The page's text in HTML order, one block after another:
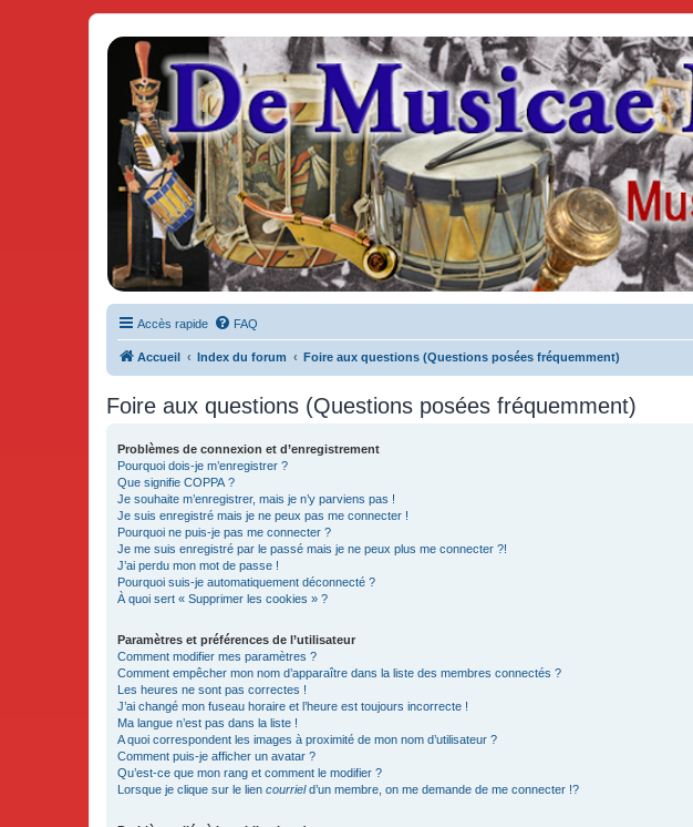
De Musicae Militari - Forums
Forums de discussions
Accès rapide FAQ
Accueil Index du forum Foire aux questions (Questions posées fréquemment)
Foire aux questions (Questions posées fréquemment)
Problèmes de connexion et d’enregistrement
Pourquoi dois-je m’enregistrer ?
Que signifie COPPA ?
Je souhaite m’enregistrer, mais je n’y parviens pas !
Je suis enregistré mais je ne peux pas me connecter !
Pourquoi ne puis-je pas me connecter ?
Je me suis enregistré par le passé mais je ne peux plus me connecter ?!
J’ai perdu mon mot de passe !
Pourquoi suis-je automatiquement déconnecté ?
À quoi sert « Supprimer les cookies » ?
Paramètres et préférences de l’utilisateur
Comment modifier mes paramètres ?
Comment empêcher mon nom d’apparaître dans la liste des membres connectés ?
Les heures ne sont pas correctes !
J’ai changé mon fuseau horaire et l’heure est toujours incorrecte !
Ma langue n’est pas dans la liste !
A quoi correspondent les images à proximité de mon nom d’utilisateur ?
Comment puis-je afficher un avatar ?
Qu’est-ce que mon rang et comment le modifier ?
Lorsque je clique sur le lien courrield’un membre, on me demande de me connecter !?